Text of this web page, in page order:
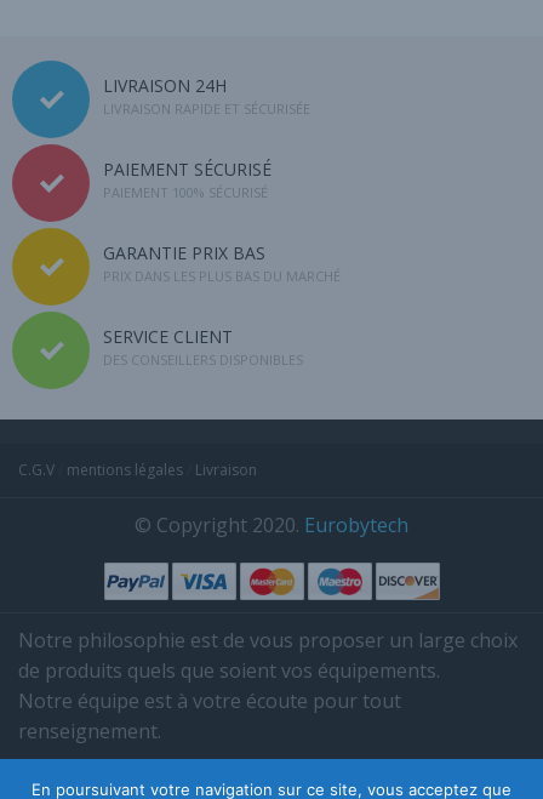
LIVRAISON 24H
LIVRAISON RAPIDE ET SÉCURISÉE
PAIEMENT SÉCURISÉ
PAIEMENT 100% SÉCURISÉ
GARANTIE PRIX BAS
PRIX DANS LES PLUS BAS DU MARCHÉ
SERVICE CLIENT
DES CONSEILLERS DISPONIBLES
C.G.V mentions légales Livraison
© Copyright 2020. Eurobytech
Notre philosophie est de vous proposer un large choix
de produits quels que soient vos équipements.
Notre équipe est à votre écoute pour tout
renseignement.
En poursuivant votre navigation sur ce site, vous acceptez que